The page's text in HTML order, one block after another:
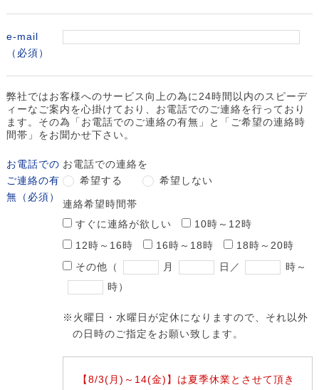
e-mail
（必須）
弊社ではお客様へのサービス向上の為に24時間以内のスピーデ
ィーなご案内を心掛けており、お電話でのご連絡を行っており
ます。 その為「お電話でのご連絡の有無」と「ご希望の連絡時
間帯」をお聞かせ下さい。
お電話での
ご連絡の有
無（必須）
お電話での連絡を
希望する
希望しない
連絡希望時間帯
すぐに連絡が欲しい
10時～12時
12時～16時
16時～18時
18時～20時
その他 （ 月 日／
時～
時）
※火曜日・水曜日が定休になりますので、それ以外
の日時のご指定をお願い致します。
【8/3(月)～14(金)】は夏季休業とさせて頂き